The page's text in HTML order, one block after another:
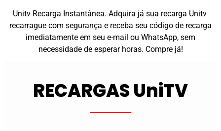
Unitv Recarga Instantânea. Adquira já sua recarga Unitv
recarrague com segurança e receba seu código de recarga
imediatamente em seu e-mail ou WhatsApp, sem
necessidade de esperar horas. Compre já!
RECARGAS UniTV